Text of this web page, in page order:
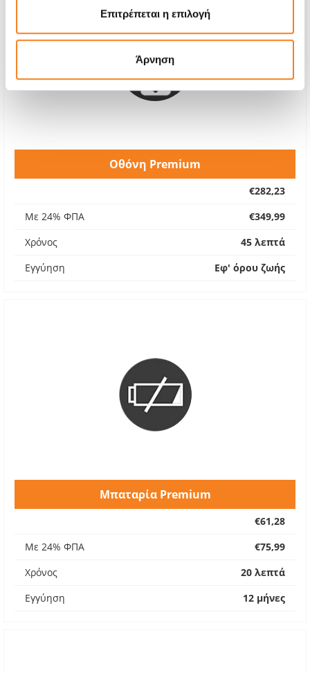
Επιτρέπεται η επιλογή
Άρνηση
Οθόνη Premium
€282,23
Με 24% ΦΠΑ
€349,99
Χρόνος
45 λεπτά
Εγγύηση
Εφ' όρου ζωής
Μπαταρία Premium
€61,28
Με 24% ΦΠΑ
€75,99
Χρόνος
20 λεπτά
Εγγύηση
12 μήνες